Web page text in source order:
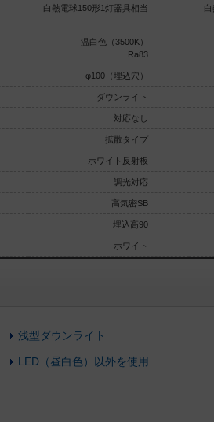
白熱電球150形1灯器具相当
温白色（3500K）
Ra83
φ100（埋込穴）
ダウンライト
対応なし
拡散タイプ
ホワイト反射板
調光対応
高気密SB
埋込高90
ホワイト
浅型ダウンライト
LED（昼白色）以外を使用